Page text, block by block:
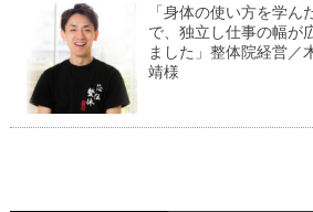
「身体の使い方を学ん
で、独立し仕事の幅が
ました」整体院経営／
靖様